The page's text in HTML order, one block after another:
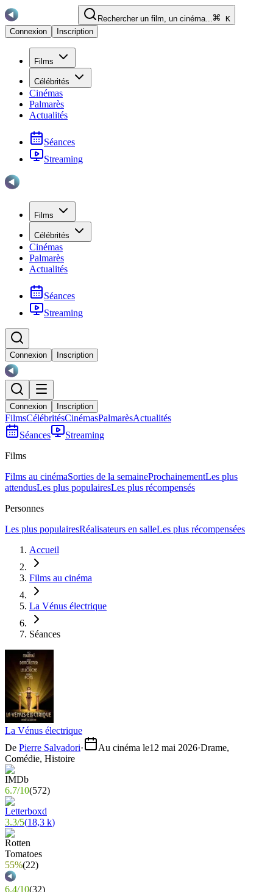
Rechercher un film, un cinéma...
K
Connexion
Inscription
Films
Célébrités
Cinémas
Palmarès
Actualités
Séances
Streaming
Films
Célébrités
Cinémas
Palmarès
Actualités
Séances
Streaming
Connexion Inscription
Connexion Inscription
FilmsCélébritésCinémasPalmarèsActualités
Séances
Streaming
Films
Films au cinémaSorties de la semaineProchainementLes plus
attendusLes plus populairesLes plus récompensés
Personnes
Les plus populairesRéalisateurs en salleLes plus récompensées
Accueil
Films au cinéma
La Vénus électrique
Séances
La Vénus électrique
De Pierre Salvadori· Au cinéma le12 mai 2026·Drame,
Comédie, Histoire
6.7/10(572)
3.3/5(18,3 k)
55%(22)
6.4/10(32)